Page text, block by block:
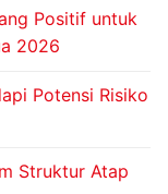
Positif untuk
2026
Potensi Risiko
Struktur Atap